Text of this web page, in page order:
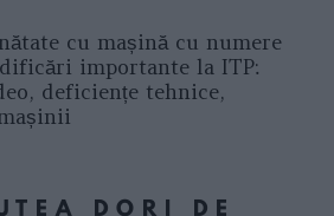
cu mașină cu numere
importante la ITP:
deficiențe tehnice,
DORI DE